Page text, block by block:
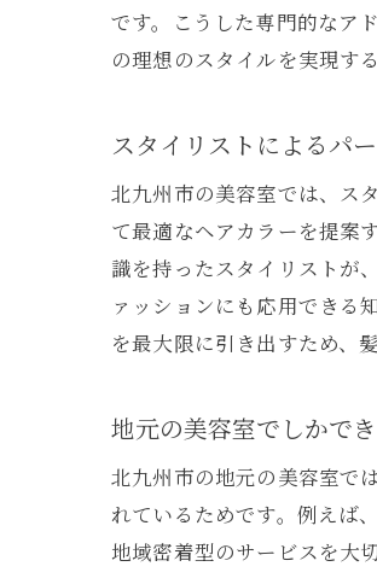
です。こうした専門的なア
の理想のスタイルを実現す
スタイリストによるパ
北九州市の美容室では、ス
て最適なヘアカラーを提案
識を持ったスタイリストが
ァッションにも応用できる
を最大限に引き出すため、
地元の美容室でしかで
北九州市の地元の美容室で
れているためです。例えば
地域密着型のサービスを大